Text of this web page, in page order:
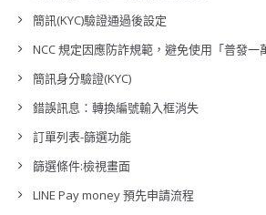
簡訊(KYC)驗證通過後設定
NCC 規定因應防詐規範，避免使用「普發一
簡訊身分驗證(KYC)
錯誤訊息：轉換編號輸入框消失
訂單列表-篩選功能
篩選條件:檢視畫面
LINE Pay money 預先申請流程